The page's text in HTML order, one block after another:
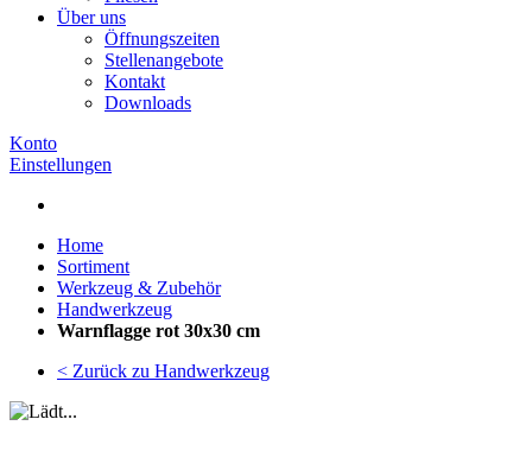
Über uns
Öffnungszeiten
Stellenangebote
Kontakt
Downloads
Konto
Einstellungen
Home
Sortiment
Werkzeug & Zubehör
Handwerkzeug
Warnflagge rot 30x30 cm
< Zurück zu Handwerkzeug